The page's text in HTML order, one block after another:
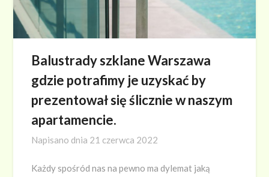
Balustrady szklane Warszawa
gdzie potrafimy je uzyskać by
prezentował się ślicznie w naszym
apartamencie.
Napisano dnia 21 czerwca 2022
Każdy spośród nas na pewno ma dylemat jaką